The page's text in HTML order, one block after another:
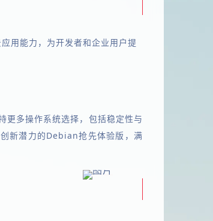
用能力，为开发者和企业用户提
更多操作系统选择，包括稳定性与
新潜力的Debian抢先体验版，满